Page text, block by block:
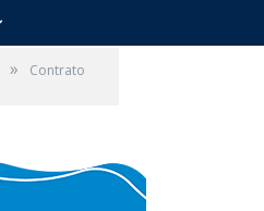
» Contrato